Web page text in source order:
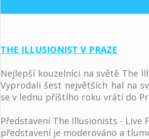
THE ILLUSIONIST V PRAZE
Nejlepší kouzelníci na světě The
Vyprodali šest největších hal na
se v lednu příštího roku vrátí do
Představení The Illusionists - Live
představení je moderováno a